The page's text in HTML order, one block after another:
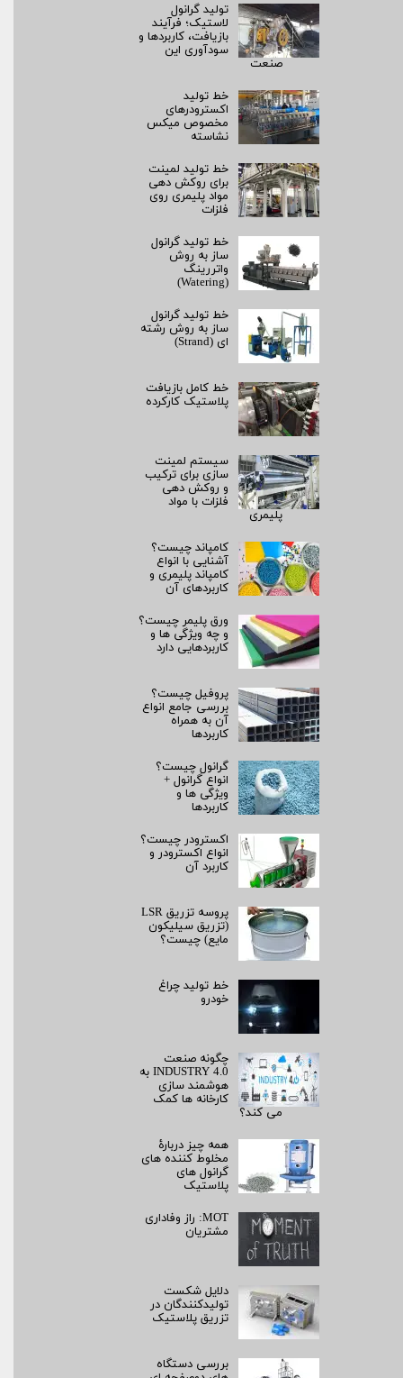
تولید گرانول
لاستیک؛ فرآیند
بازیافت، کاربردها و
سودآوری این
صنعت
خط تولید
اکسترودرهای
مخصوص میکس
نشاسته
خط تولید لمینت
برای روکش‌ دهی
مواد پلیمری روی
فلزات
خط تولید گرانول
ساز به روش
واتررینگ
(Watering)
خط تولید گرانول
ساز به روش رشته‌
ای (Strand)
خط کامل بازیافت
پلاستیک کارکرده
سیستم لمینت‌
سازی برای ترکیب
و روکش‌ دهی
فلزات با مواد
پلیمری
کامپاند چیست؟
آشنایی با انواع
کامپاند پلیمری و
کاربردهای آن
ورق پلیمر چیست؟
و چه ویژگی ها و
کاربردهایی دارد
پروفیل چیست؟
بررسی جامع انواع
آن به همراه
کاربردها
گرانول چیست؟
انواع گرانول +
ویژگی ها و
کاربردها
اکسترودر چیست؟
انواع اکسترودر و
کاربرد آن
پروسه تزریق LSR
(تزریق سیلیکون
مایع) چیست؟
خط تولید چراغ
خودرو
چگونه صنعت
INDUSTRY 4.0 به
هوشمند سازی
کارخانه ها کمک
می کند؟
همه چیز دربارۀ
مخلوط کننده های
گرانول های
پلاستیک
MOT: راز وفاداری
مشتریان
دلایل شکست
تولیدکنندگان در
تزریق پلاستیک
بررسی دستگاه